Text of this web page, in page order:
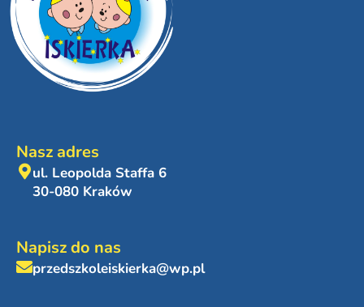
Nasz adres
ul. Leopolda Staffa 6
30-080 Kraków
Napisz do nas
przedszkoleiskierka@wp.pl